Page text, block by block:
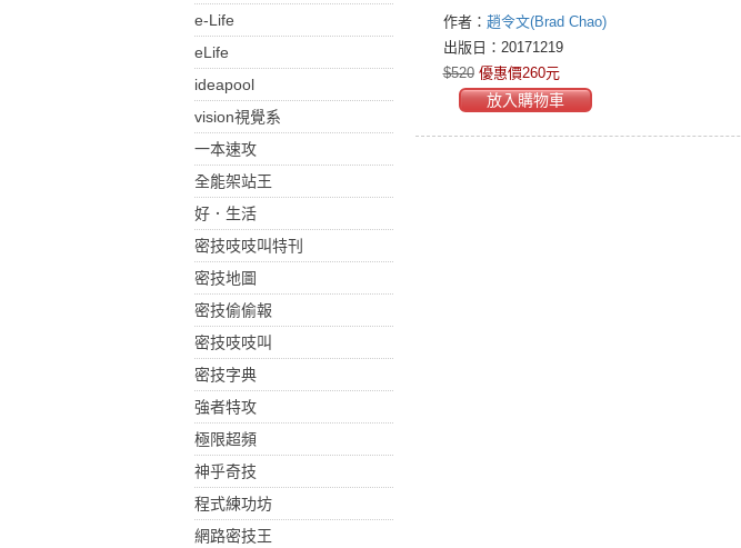
e-Life
eLife
ideapool
vision視覺系
一本速攻
全能架站王
好．生活
密技吱吱叫特刊
密技地圖
密技偷偷報
密技吱吱叫
密技字典
強者特攻
極限超頻
神乎奇技
程式練功坊
網路密技王
式設計必修的15堂課
作者： 趙令文(Brad Chao)
出版日：20171219
$520 優惠價260元
放入購物車